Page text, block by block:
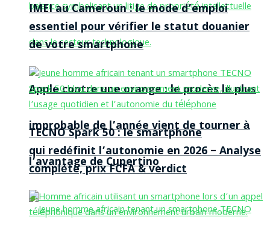
Apple contre une orange : le procès le plus
improbable de l’année vient de tourner à
l’avantage de Cupertino
IMEI au Cameroun : le mode d’emploi
essentiel pour vérifier le statut douanier
de votre smartphone
TECNO Spark 50 : le smartphone
qui redéfinit l’autonomie en 2026 – Analyse
complète, prix FCFA & verdict